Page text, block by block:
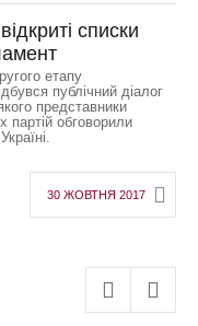
списки
етапу
публічний діалог
представники
партій обговорили
30 ЖОВТНЯ 2017